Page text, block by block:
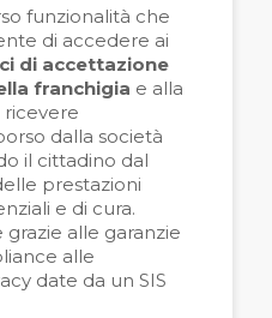
funzionalità che
di accedere ai
di accettazione
franchigia e alla
ricevere
dalla società
il cittadino dal
prestazioni
e di cura.
alle garanzie
alle
date da un SIS